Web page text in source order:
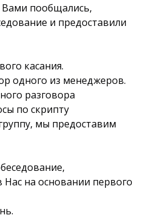
пообщались,
и предоставили
касания.
одного из менеджеров.
разговора
по скрипту
мы предоставим
Нас на основании первого